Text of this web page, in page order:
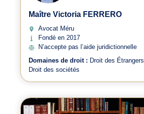
Maître Victoria FERRERO
Avocat Méru
Fondé en 2017
N’accepte pas l’aide juridictionnelle
Domaines de droit : Droit des Étrangers
Droit des sociétés